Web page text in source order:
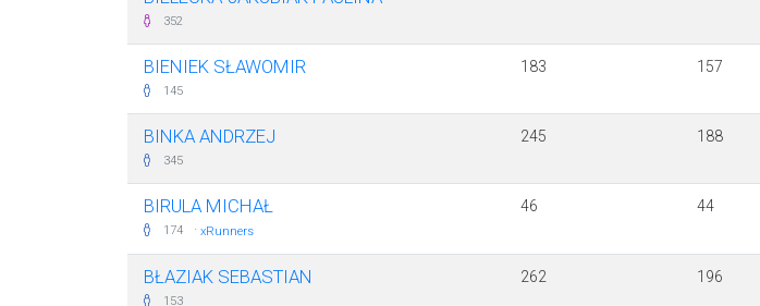
352
BIENIEK SŁAWOMIR
145
183 157
BINKA ANDRZEJ
345
245 188
BIRULA MICHAŁ
174 · xRunners
46 44
BŁAZIAK SEBASTIAN
153
262 196